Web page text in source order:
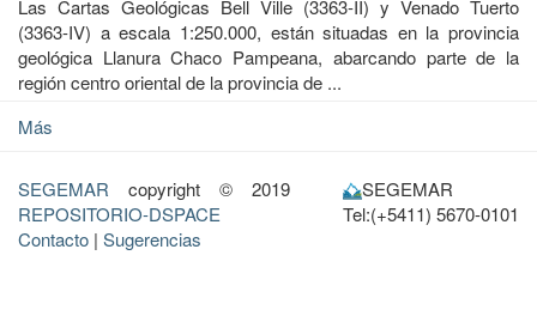
Las Cartas Geológicas Bell Ville (3363-II) y Venado Tuerto
(3363-IV) a escala 1:250.000, están situadas en la provincia
geológica Llanura Chaco Pampeana, abarcando parte de la
región centro oriental de la provincia de ...
Más
SEGEMAR copyright © 2019
REPOSITORIO-DSPACE
Contacto | Sugerencias
SEGEMAR
Tel:(+5411) 5670-0101